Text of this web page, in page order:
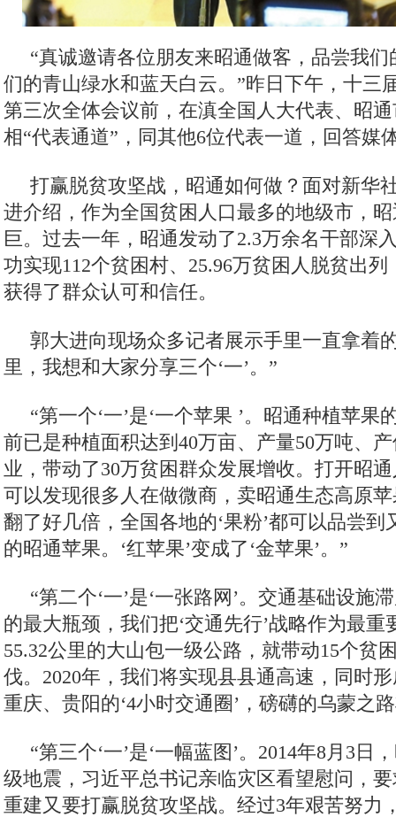
理论学习 这三年 全面开展法治宣传教育 夯实依法治州工作基础
迪庆首届手机图片微视频大赛 西藏成立50周年 纪念抗战胜利70
禁毒宣传 三严三实 忠诚干净担当 迪庆州七届八次全会精神
三县一区 云南强基惠农 烟草 2014民运会 2014赛马节
厉行节约 俭约云南主题教育宣传 喜迎十八大 四群教育活动专题
学习贯彻七一重要讲话精神 州第七次党代会 两会专题 奥运
2018年国家网络安全宣传周 首届中国国际进口博览会 2020网络
春节期间侵犯假冒行为专项整治 网络中国节·春节 全国·两会
“真诚邀请各位朋友来昭通做客，品尝我们
们的青山绿水和蓝天白云。”昨日下午，十三
第三次全体会议前，在滇全国人大代表、昭
相“代表通道”，同其他6位代表一道，回答媒
打赢脱贫攻坚战，昭通如何做？面对新华
进介绍，作为全国贫困人口最多的地级市，
巨。过去一年，昭通发动了2.3万余名干部深
功实现112个贫困村、25.96万贫困人脱贫出
获得了群众认可和信任。
郭大进向现场众多记者展示手里一直拿着
里，我想和大家分享三个‘一’。”
“第一个‘一’是‘一个苹果 ’。昭通种植苹果
前已是种植面积达到40万亩、产量50万吨、产
业，带动了30万贫困群众发展增收。打开昭通
可以发现很多人在做微商，卖昭通生态高原
翻了好几倍，全国各地的‘果粉’都可以品尝
的昭通苹果。‘红苹果’变成了‘金苹果’。”
“第二个‘一’是‘一张路网’。交通基础设施
的最大瓶颈，我们把‘交通先行’战略作为最
55.32公里的大山包一级公路，就带动15个贫
伐。2020年，我们将实现县县通高速，同时
重庆、贵阳的‘4小时交通圈’，磅礴的乌蒙之
“第三个‘一’是‘一幅蓝图’。2014年8月3日
级地震，习近平总书记亲临灾区看望慰问，
重建又要打赢脱贫攻坚战。经过3年艰苦努力